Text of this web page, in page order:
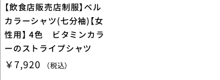
【飲食店販売店制服】ベル
カラーシャツ(七分袖)【女
性用】 4色 ビタミンカラ
ーのストライプシャツ
￥7,920 （税込）